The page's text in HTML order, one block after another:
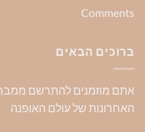
Comments
ברוכים הבאים
אתם מוזמנים להתרשם
האחרונות של עולם האופנה